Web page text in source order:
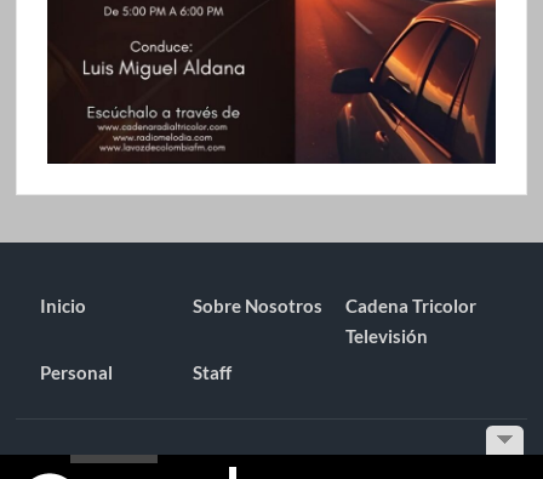
Inicio Sobre Nosotros
Cadena Tricolor
Televisión
Personal
Staff
Funciona gracias a WordPress